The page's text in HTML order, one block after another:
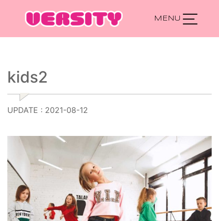
Main Navigation
kids2
UPDATE : 2021-08-12